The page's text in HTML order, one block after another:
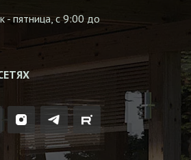
- пятница, с 9:00 до